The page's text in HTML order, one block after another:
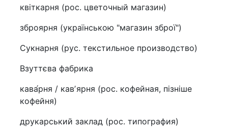
квіткарня (рос. цветочный магазин)
зброярня (українською "магазин зброї")
Сукнарня (рус. текстильное производство)
Взуттєва фабрика
кава́рня / кавʼярня (рос. кофейная, пізніше
кофейня)
друкарський заклад (рос. типография)